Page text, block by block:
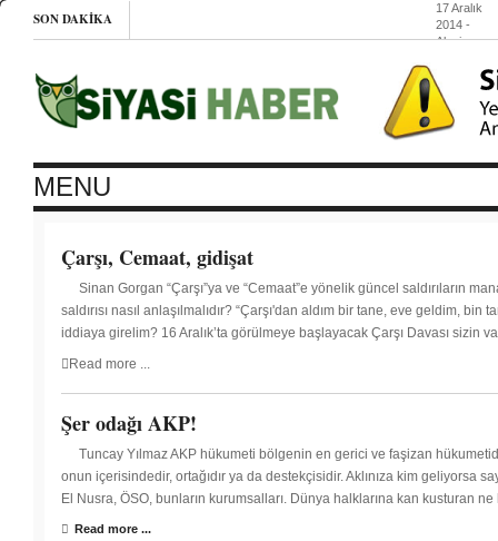
SON DAKIKA
17 Aralık
2014 -
Alevi
görevi –
Gülfer
Akkaya
16 Aralık
26’sı
çocuk
yaşta
evlendirildi
2014-
19
Aralıkta
MENU
Çarşı, Cemaat, gidişat
Sinan Gorgan “Çarşı”ya ve “Cemaat”e yönelik güncel saldırıların
saldırısı nasıl anlaşılmalıdır? “Çarşı'dan aldım bir tane, eve geldim,
iddiaya girelim? 16 Aralık’ta görülmeye başlayacak Çarşı Davası sizin
Read more ...
Şer odağı AKP!
Tuncay Yılmaz AKP hükumeti bölgenin en gerici ve faşizan
onun içerisindedir, ortağıdır ya da destekçisidir. Aklınıza kim geliyorsa
El Nusra, ÖSO, bunların kurumsalları. Dünya halklarına kan kusturan
Read more ...